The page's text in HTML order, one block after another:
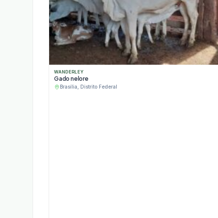
WANDERLEY
Gado nelore
Brasília, Distrito Federal